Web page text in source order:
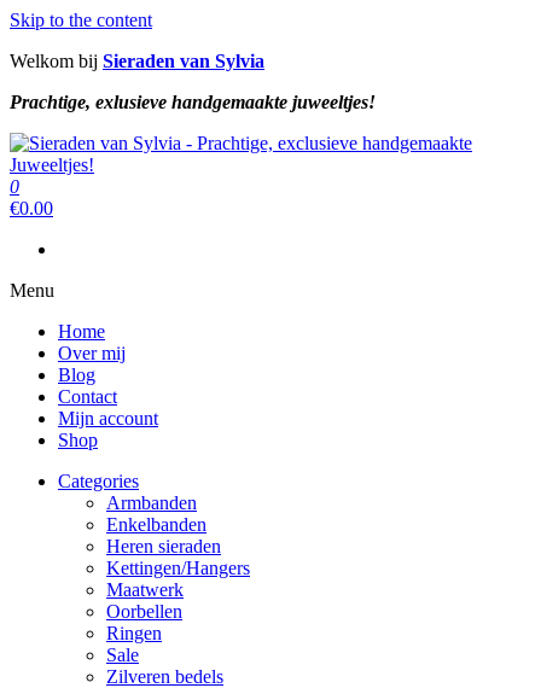
Skip to the content
Welkom bij Sieraden van Sylvia
Prachtige, exlusieve handgemaakte juweeltjes!
Sieraden van Sylvia
Prachtige, exclusieve handgemaakte juweeltjes!
Sieraden van Sylvia
Prachtige, exclusieve handgemaakte juweeltjes!
0
€0.00
Menu
Home
Over mij
Blog
Contact
Mijn account
Shop
Categories
Armbanden
Enkelbanden
Heren sieraden
Kettingen/Hangers
Maatwerk
Oorbellen
Ringen
Sale
Zilveren bedels